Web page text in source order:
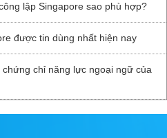
lập Singapore sao phù hợp?
được tin dùng nhất hiện nay
chỉ năng lực ngoại ngữ của